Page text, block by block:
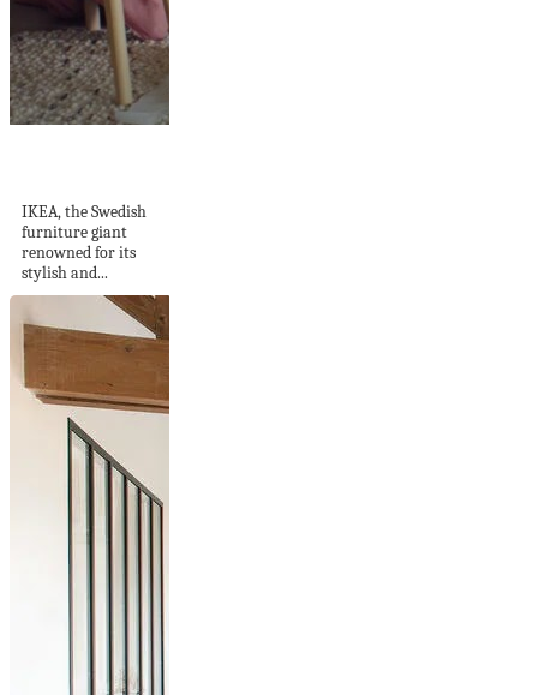
IKEA, the Swedish
furniture giant
renowned for its
stylish and...